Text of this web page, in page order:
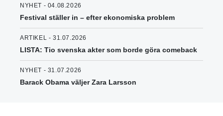
NYHET - 04.08.2026
Festival ställer in – efter ekonomiska problem
ARTIKEL - 31.07.2026
LISTA: Tio svenska akter som borde göra comeback
NYHET - 31.07.2026
Barack Obama väljer Zara Larsson